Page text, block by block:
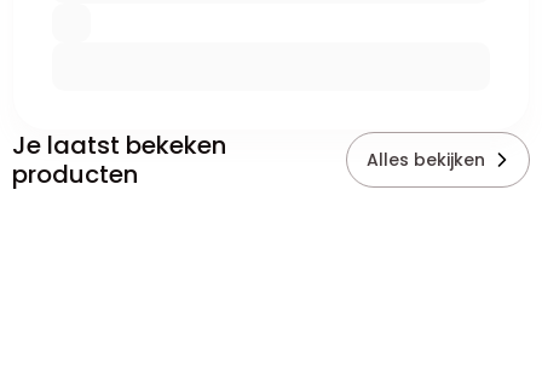
Je laatst bekeken
producten
Alles bekijken